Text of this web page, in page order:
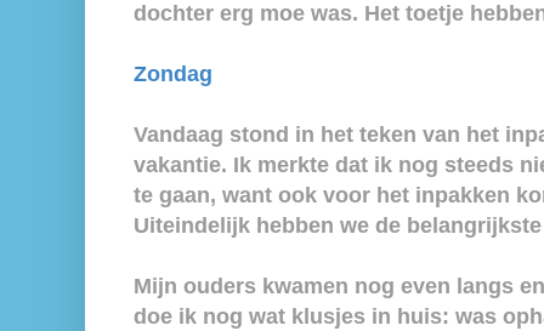
dochter erg moe was. Het toetje
Zondag
Vandaag stond in het teken van het
vakantie. Ik merkte dat ik nog steeds
te gaan, want ook voor het inpakken
Uiteindelijk hebben we de
Mijn ouders kwamen nog even langs
doe ik nog wat klusjes in huis: was